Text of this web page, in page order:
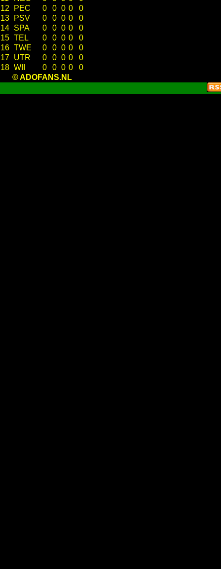
12
PEC 0 0 0 0
0
13
PSV 0 0 0 0
0
14 SPA 0 0 0 0
0
15 TEL 0 0 0 0
0
16 TWE 0 0 0 0
0
17 UTR 0 0 0 0
0
18 WII 0 0 0 0
0
© ADOFANS.NL